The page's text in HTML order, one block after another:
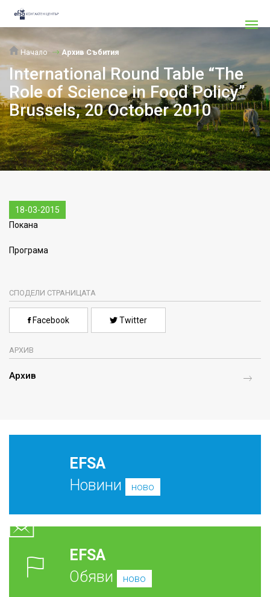
Начало Архив Събития
International Round Table “The
Role of Science in Food Policy”
Brussels, 20 October 2010
18-03-2015
Покана
Програма
СПОДЕЛИ СТРАНИЦАТА
Facebook Twitter
АРХИВ
Архив
EFSA
Новини
ново
EFSA
Обяви
ново